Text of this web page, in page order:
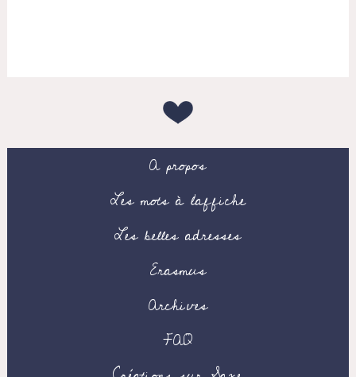
A propos
Les mots à l’affiche
Les belles adresses
Erasmus
Archives
FAQ